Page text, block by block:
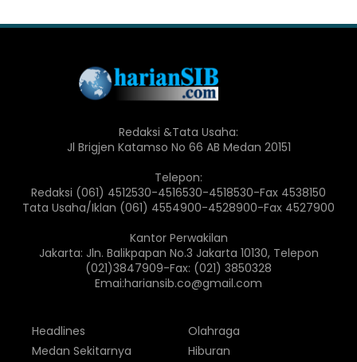
Redaksi &Tata Usaha:
Jl Brigjen Katamso No 66 AB Medan 20151
Telepon:
Redaksi (061) 4512530-4516530-4518530-Fax 4538150
Tata Usaha/Iklan (061) 4554900-4528900-Fax 4527900
Kantor Perwakilan
Jakarta: Jln. Balikpapan No.3 Jakarta 10130, Telepon
(021)3847909-Fax: (021) 3850328
Emai:hariansib.co@gmail.com
Headlines
Medan Sekitarnya
Olahraga
Hiburan